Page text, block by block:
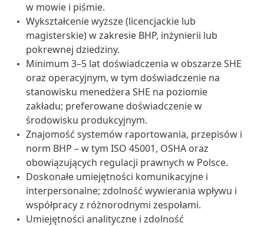
w mowie i piśmie.
Wykształcenie wyższe (licencjackie lub
magisterskie) w zakresie BHP, inżynierii lub
pokrewnej dziedziny.
Minimum 3–5 lat doświadczenia w obszarze SHE
oraz operacyjnym, w tym doświadczenie na
stanowisku menedżera SHE na poziomie
zakładu; preferowane doświadczenie w
środowisku produkcyjnym.
Znajomość systemów raportowania, przepisów i
norm BHP – w tym ISO 45001, OSHA oraz
obowiązujących regulacji prawnych w Polsce.
Doskonałe umiejętności komunikacyjne i
interpersonalne; zdolność wywierania wpływu i
współpracy z różnorodnymi zespołami.
Umiejętności analityczne i zdolność